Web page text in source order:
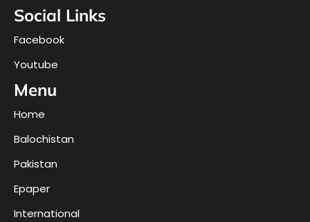
Social Links
Facebook
Youtube
Menu
Home
Balochistan
Pakistan
Epaper
International